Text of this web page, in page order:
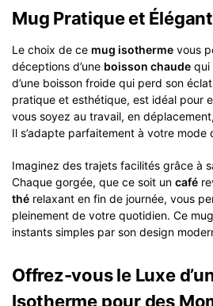
Mug Pratique et Élégant
Le choix de ce mug isotherme vous
déceptions d’une boisson chaude qui
d’une boisson froide qui perd son
pratique et esthétique, est idéal pour
vous soyez au travail, en
Il s’adapte parfaitement à votre mode
Imaginez des trajets facilités grâce à
Chaque gorgée, que ce soit un café
thé relaxant en fin de journée, vous
pleinement de votre quotidien. Ce
instants simples par son design
Offrez-vous le Luxe
Isotherme pour des